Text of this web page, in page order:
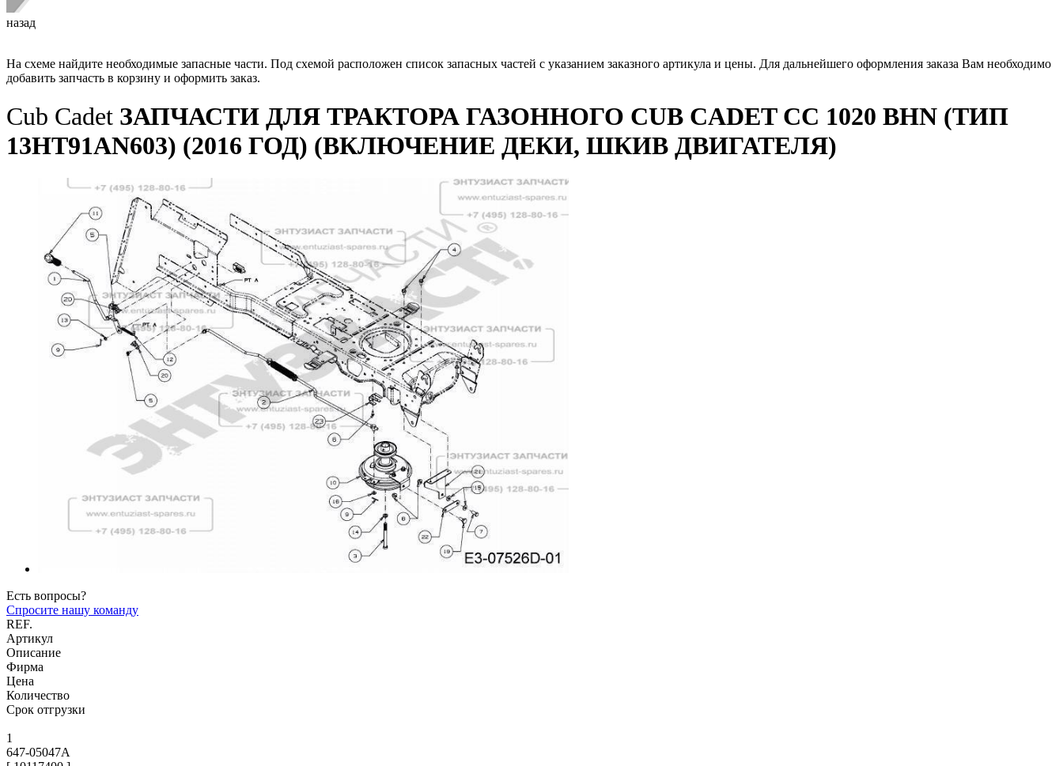
назад
На схеме найдите необходимые запасные части. Под схемой расположен список запасных частей с указанием заказного артикула и цены. Для дальнейшего оформления заказа Вам необходимо
добавить запчасть в корзину и оформить заказ.
Cub Cadet ЗАПЧАСТИ ДЛЯ ТРАКТОРА ГАЗОННОГО CUB CADET CC 1020 BHN (ТИП
13HT91AN603) (2016 ГОД) (ВКЛЮЧЕНИЕ ДЕКИ, ШКИВ ДВИГАТЕЛЯ)
Есть вопросы?
Спросите нашу команду
REF.
Артикул
Описание
Фирма
Цена
Количество
Срок отгрузки
1
647-05047A